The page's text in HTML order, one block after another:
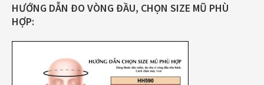
HƯỚNG DẪN ĐO VÒNG ĐẦU, CHỌN SIZE MŨ PHÙ
HỢP: